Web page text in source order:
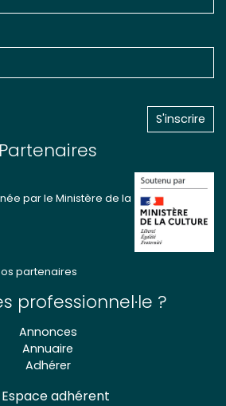
Partenaires
par le Ministère de la
partenaires
professionnel·le ?
Annonces
Annuaire
Adhérer
Espace adhérent